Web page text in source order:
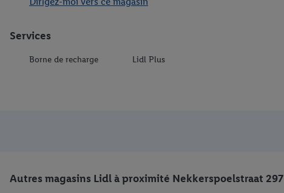
Services
Borne de recharge Lidl Plus
Autres magasins Lidl à proximité Nekkerspoelstraat 297